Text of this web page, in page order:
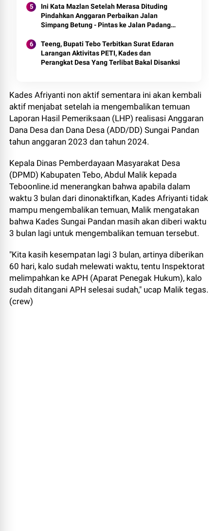
Ini Kata Mazlan Setelah Merasa Dituding
Pindahkan Anggaran Perbaikan Jalan
Simpang Betung - Pintas ke Jalan Padang
Teeng, Bupati Tebo Terbitkan Surat Edaran
Larangan Aktivitas PETI, Kades dan
Perangkat Desa Yang Terlibat Bakal Disanksi
Kades Afriyanti non aktif sementara ini akan kembali
aktif menjabat setelah ia mengembalikan temuan
Laporan Hasil Pemeriksaan (LHP) realisasi Anggaran
Dana Desa dan Dana Desa (ADD/DD) Sungai Pandan
tahun anggaran 2023 dan tahun 2024.
Kepala Dinas Pemberdayaan Masyarakat Desa
(DPMD) Kabupaten Tebo, Abdul Malik kepada
Teboonline.id menerangkan bahwa apabila dalam
waktu 3 bulan dari dinonaktifkan, Kades Afriyanti tidak
mampu mengembalikan temuan, Malik mengatakan
bahwa Kades Sungai Pandan masih akan diberi waktu
3 bulan lagi untuk mengembalikan temuan tersebut.
"Kita kasih kesempatan lagi 3 bulan, artinya diberikan
60 hari, kalo sudah melewati waktu, tentu Inspektorat
melimpahkan ke APH (Aparat Penegak Hukum), kalo
sudah ditangani APH selesai sudah," ucap Malik tegas.
(crew)